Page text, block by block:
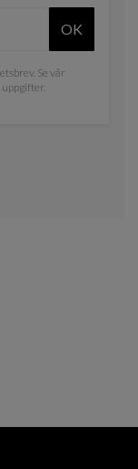
OK
Se vår